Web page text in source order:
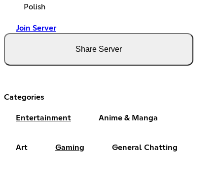
Polish
Join Server
Share Server
Categories
Entertainment Anime & Manga
Art Gaming General Chatting